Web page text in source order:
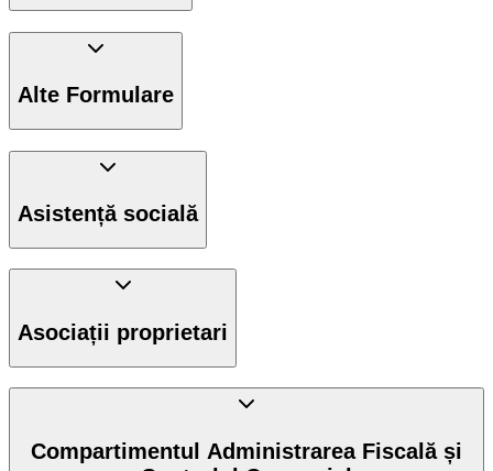
Alte Formulare
Asistență socială
Asociații proprietari
Compartimentul Administrarea Fiscală și